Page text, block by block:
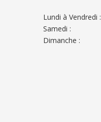
Lundi à Vendredi :
Samedi :
Dimanche :